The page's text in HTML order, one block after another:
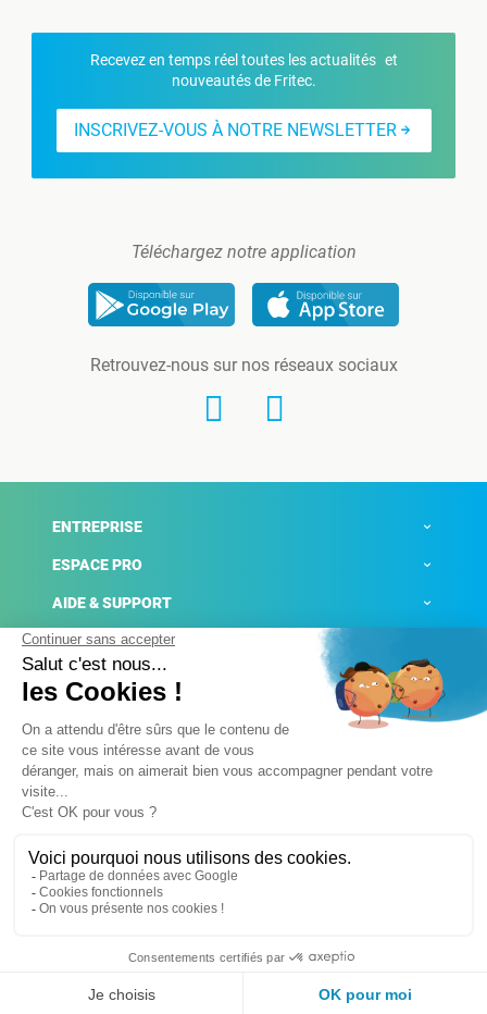
Recevez en temps réel toutes les actualités et
nouveautés de Fritec.
INSCRIVEZ-VOUS À NOTRE NEWSLETTER
Téléchargez notre application
Retrouvez-nous sur nos réseaux sociaux
ENTREPRISE
ESPACE PRO
AIDE & SUPPORT
ACTUALITÉS
Mentions légales
Conditions générales de ventes
Plateforme de signalement